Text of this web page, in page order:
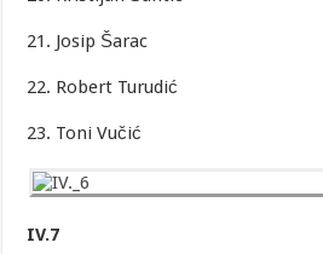
21. Josip Šarac
22. Robert Turudić
23. Toni Vučić
IV.7